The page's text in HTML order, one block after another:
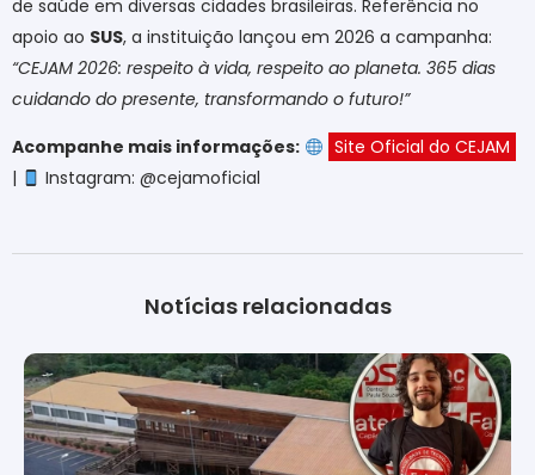
de saúde em diversas cidades brasileiras. Referência no
apoio ao SUS, a instituição lançou em 2026 a campanha:
“CEJAM 2026: respeito à vida, respeito ao planeta. 365 dias
cuidando do presente, transformando o futuro!”
Acompanhe mais informações:
Site Oficial do CEJAM
|
Instagram: @cejamoficial
Notícias relacionadas